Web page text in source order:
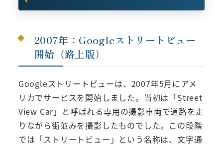
2007年：Googleストリートビュー
開始（路上版）
Googleストリートビューは、2007年5月にアメ
リカでサービスを開始しました。当初は「Street
View Car」と呼ばれる専用の撮影車両で道路を走
りながら街並みを撮影したものでした。この段階
では「ストリートビュー」という名称は、文字通